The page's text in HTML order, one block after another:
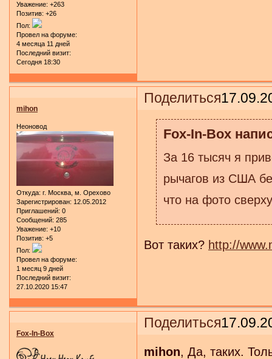
Уважение: +263
Позитив: +26
Пол:
Провел на форуме:
4 месяца 11 дней
Последний визит:
Сегодня 18:30
Поделиться
mihon
Неоновод
Откуда: г. Москва, м. Орехово
Зарегистрирован: 12.05.2012
Приглашений: 0
Сообщений: 285
Уважение: +10
Позитив: +5
Пол:
Провел на форуме:
1 месяц 9 дней
Последний визит:
27.10.2020 15:47
Fox-In-Box
За 16 тысяч я
рычагов из США
что на фото
Вот таких? http://
Поделиться
Fox-In-Box
mihon, Да, таких.